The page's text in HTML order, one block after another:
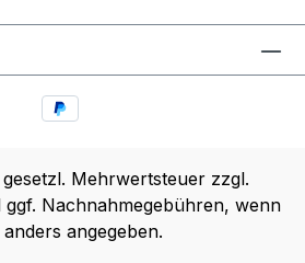
Mehrwertsteuer zzgl.
Nachnahmegebühren, wenn
angegeben.